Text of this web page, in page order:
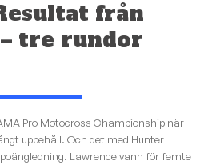
från
tre rundor
Pro Motocross Championship när
uppehåll. Och det med Hunter
Lawrence vann för femte